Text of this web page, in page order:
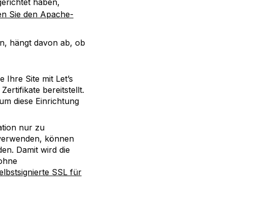
Sie den Apache-
hängt davon ab, ob
Ihre Site mit Let’s
bereitstellt.
diese Einrichtung
nur zu
können
Damit wird die
SSL für